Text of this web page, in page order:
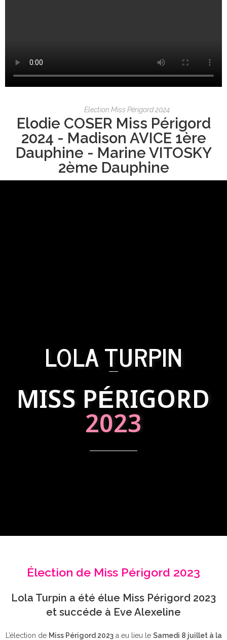
Election Miss Périgord 2024
Elodie COSER Miss Périgord
2024 - Madison AVICE 1ère
Dauphine - Marine VITOSKY
2ème Dauphine
LOLA TURPIN
MISS PÉRIGORD
2023
Élection de Miss Périgord 2023
Lola Turpin a été élue Miss Périgord 2023
et succéde à Eve Alexeline
L’élection de Miss Périgord 2023a eu lieu le Samedi 8 juillet à la